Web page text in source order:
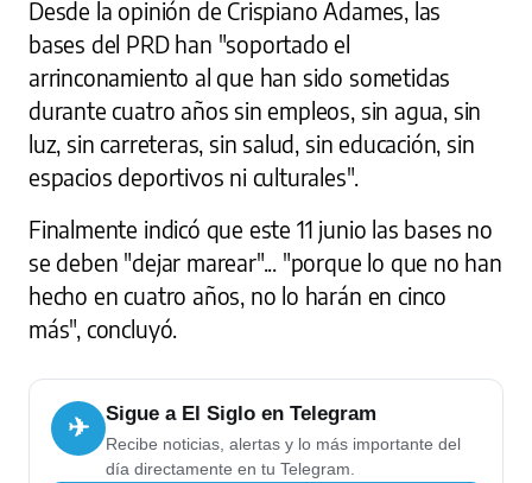
Desde la opinión de Crispiano Adames, las
bases del PRD han "soportado el
arrinconamiento al que han sido sometidas
durante cuatro años sin empleos, sin agua, sin
luz, sin carreteras, sin salud, sin educación, sin
espacios deportivos ni culturales".
Finalmente indicó que este 11 junio las bases no
se deben "dejar marear"... "porque lo que no han
hecho en cuatro años, no lo harán en cinco
más", concluyó.
✈ Sigue a El Siglo en Telegram
Recibe noticias, alertas y lo más importante del
día directamente en tu Telegram.